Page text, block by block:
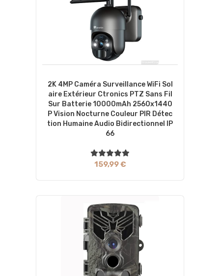
2K 4MP Caméra Surveillance WiFi Sol
Aire Extérieur Ctronics PTZ Sans Fil
Sur Batterie 10000mAh 2560x1440
P Vision Nocturne Couleur PIR Détec
Tion Humaine Audio Bidirectionnel IP
66
159,99 €